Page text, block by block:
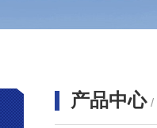
产品中心 /